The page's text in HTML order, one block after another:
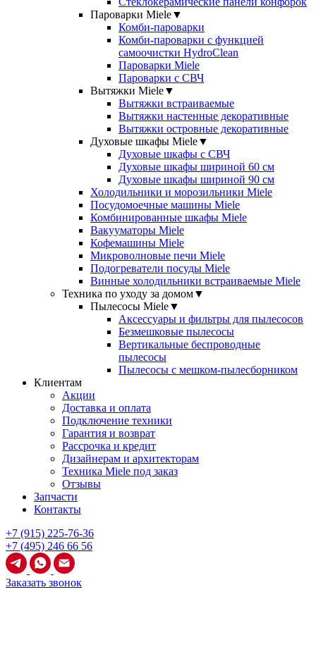
Пароварки Miele▼
Комби-пароварки
Комби-пароварки с функцией
самоочистки HydroClean
Пароварки Miele
Пароварки с СВЧ
Вытяжки Miele▼
Вытяжки встраиваемые
Вытяжки настенные декоративные
Вытяжки островные декоративные
Духовые шкафы Miele▼
Духовые шкафы с СВЧ
Духовые шкафы шириной 60 см
Духовые шкафы шириной 90 см
Холодильники и морозильники Miele
Посудомоечные машины Miele
Комбинированные шкафы Miele
Вакууматоры Miele
Кофемашины Miele
Микроволновые печи Miele
Подогреватели посуды Miele
Винные холодильники встраиваемые Miele
Техника по уходу за домом▼
Пылесосы Miele▼
Аксессуары и фильтры для пылесосов
Безмешковые пылесосы
Вертикальные беспроводные
пылесосы
Пылесосы с мешком-пылесборником
Клиентам
Акции
Доставка и оплата
Подключение техники
Гарантия и возврат
Рассрочка и кредит
Дизайнерам и архитекторам
Техника Miele под заказ
Отзывы
Запчасти
Контакты
+7 (915) 225-76-36
+7 (495) 246 66 56
Заказать звонок